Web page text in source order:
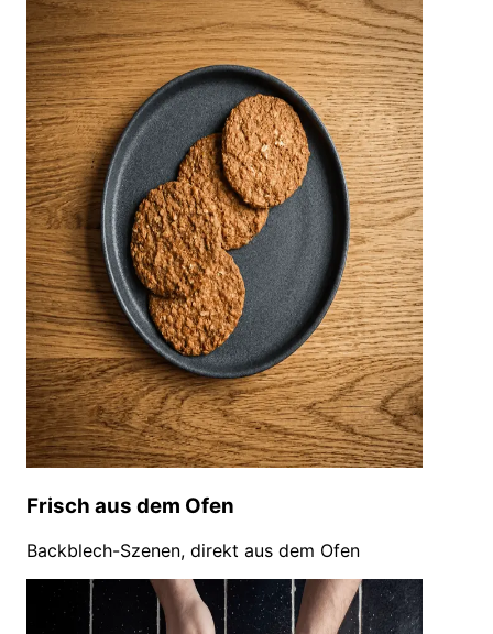
Frisch aus dem Ofen
Backblech-Szenen, direkt aus dem Ofen